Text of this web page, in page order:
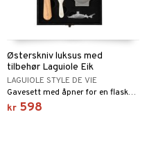
Østerskniv luksus med
tilbehør Laguiole Eik
LAGUIOLE STYLE DE VIE
Gavesett med åpner for en flaske bobler, kaviarskje, kaviaråpner, østerskniv og silikoneholder for østers. Trå inn i en verden av ultimat sofistikasjon med det eksklusive gavesettet fra Laguiole Style de Vie.
kr 598